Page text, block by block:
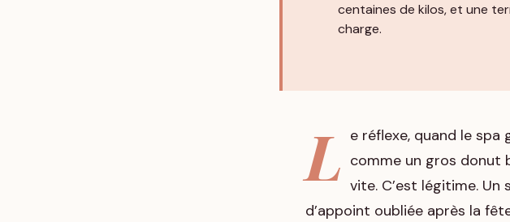
centaines de kilos, et une
charge.
L e réflexe, quand le
comme un gros donut
vite. C’est légitime.
d’appoint oubliée après la